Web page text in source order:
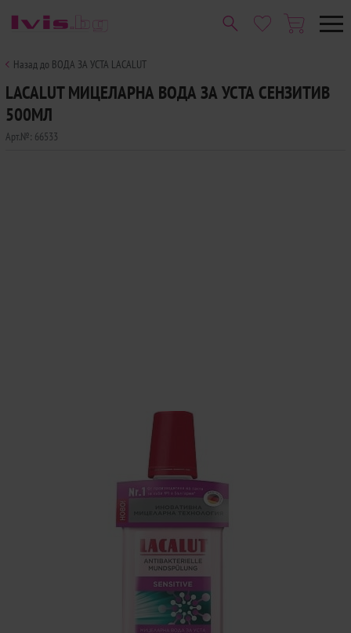
Назад до ВОДА ЗА УСТА LACALUT
LACALUT МИЦЕЛАРНА ВОДА ЗА УСТА СЕНЗИТИВ
500МЛ
Арт.№: 66533